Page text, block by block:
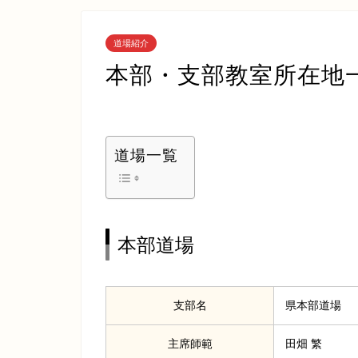
道場紹介
本部・支部教室所在地
道場一覧
本部道場
支部名 県本部道場
主席師範 田畑 繁